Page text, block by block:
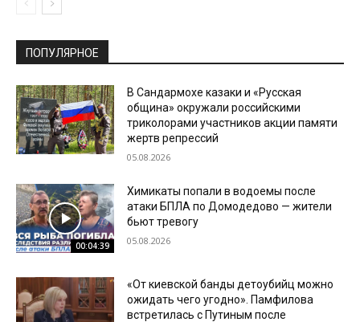
ПОПУЛЯРНОЕ
В Сандармохе казаки и «Русская
община» окружали российскими
триколорами участников акции памяти
жертв репрессий
05.08.2026
00:04:39
Химикаты попали в водоемы после
атаки БПЛА по Домодедово — жители
бьют тревогу
05.08.2026
«От киевской банды детоубийц можно
ожидать чего угодно». Памфилова
встретилась с Путиным после